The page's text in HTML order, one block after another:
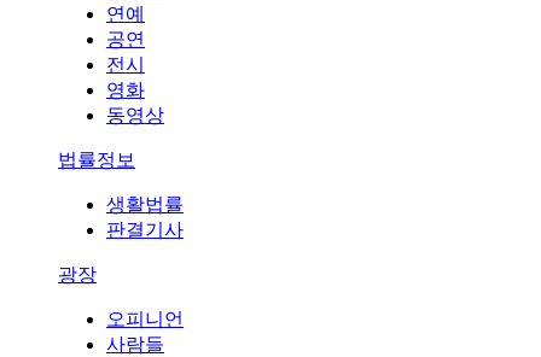
연예
공연
전시
영화
동영상
법률정보
생활법률
판결기사
광장
오피니언
사람들